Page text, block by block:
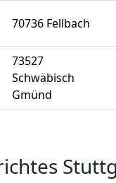
70736 Fellbach
73527
Schwäbisch
Gmünd